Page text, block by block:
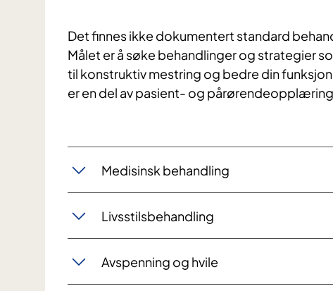
Det finnes ikke dokumentert standard
Målet er å søke behandlinger og strategier
til konstruktiv mestring og bedre din
er en del av pasient- og
Medisinsk behandling
Livsstilsbehandling
Avspenning og hvile